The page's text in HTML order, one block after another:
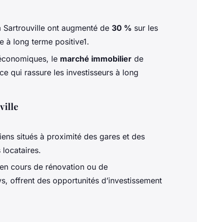
ont augmenté de 30 % sur les
à long terme positive1.
le marché immobilier de
qui rassure les investisseurs à long
situés à proximité des gares et des
locataires.
cours de rénovation ou de
offrent des opportunités d’investissement